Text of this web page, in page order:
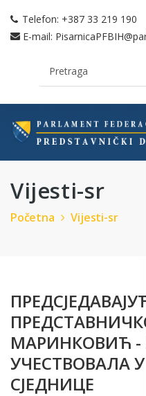
Telefon: +387 33 219 190
E-mail:
Vijesti-sr
Početna Vijesti-sr
МАРИНКОВИЋ -
УЧЕСТВОВАЛА
СЈЕДНИЦЕ